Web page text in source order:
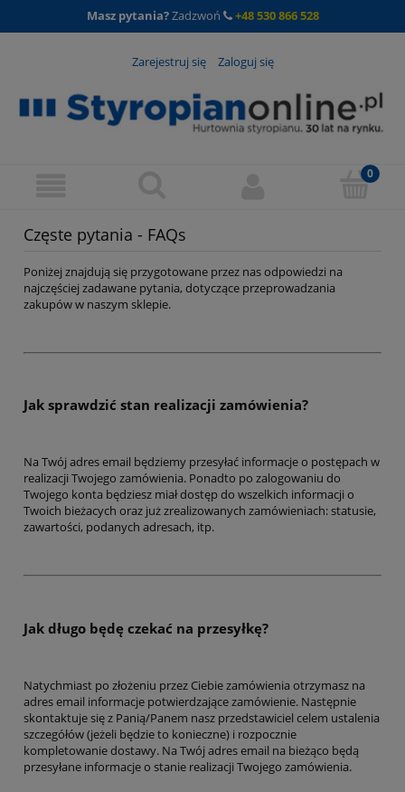
Masz pytania?Zadzwoń +48 530 866 528
Zarejestruj się Zaloguj się
Częste pytania - FAQs
Poniżej znajdują się przygotowane przez nas odpowiedzi na
najczęściej zadawane pytania, dotyczące przeprowadzania
zakupów w naszym sklepie.
Jak sprawdzić stan realizacji zamówienia?
Na Twój adres email będziemy przesyłać informacje o postępach w
realizacji Twojego zamówienia. Ponadto po zalogowaniu do
Twojego konta będziesz miał dostęp do wszelkich informacji o
Twoich bieżacych oraz już zrealizowanych zamówieniach: statusie,
zawartości, podanych adresach, itp.
Jak długo będę czekać na przesyłkę?
Natychmiast po złożeniu przez Ciebie zamówienia otrzymasz na
adres email informacje potwierdzające zamówienie. Następnie
skontaktuje się z Panią/Panem nasz przedstawiciel celem ustalenia
szczegółów (jeżeli będzie to konieczne) i rozpocznie
kompletowanie dostawy. Na Twój adres email na bieżąco będą
przesyłane informacje o stanie realizacji Twojego zamówienia.